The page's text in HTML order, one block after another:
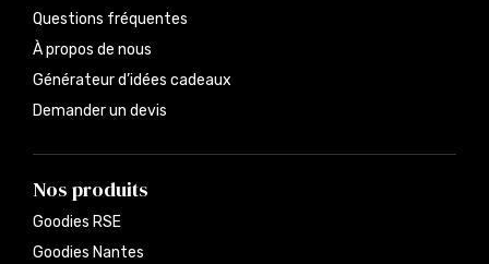
Questions fréquentes
À propos de nous
Générateur d’idées cadeaux
Demander un devis
Nos produits
Goodies RSE
Goodies Nantes